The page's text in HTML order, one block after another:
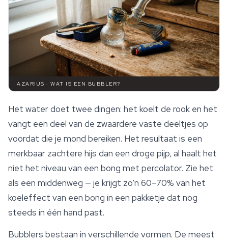
AZARIUS · WAT IS EEN BUBBLER?
Het water doet twee dingen: het koelt de rook en het
vangt een deel van de zwaardere vaste deeltjes op
voordat die je mond bereiken. Het resultaat is een
merkbaar zachtere hijs dan een droge pijp, al haalt het
niet het niveau van een bong met percolator. Zie het
als een middenweg — je krijgt zo'n 60–70% van het
koeleffect van een bong in een pakketje dat nog
steeds in één hand past.
Bubblers bestaan in verschillende vormen. De meest